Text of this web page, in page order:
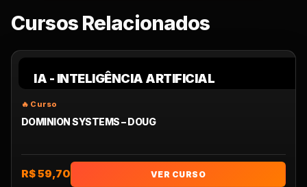
Cursos Relacionados
IA - INTELIGÊNCIA ARTIFICIAL
DOMINION SYSTEMS – DOUG
R$ 59,70 VER CURSO